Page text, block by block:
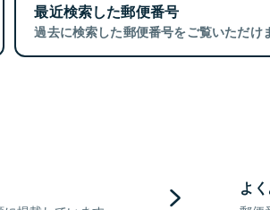
最近検索した郵便番号
過去に検索した郵便番号をご覧いただけ
よ